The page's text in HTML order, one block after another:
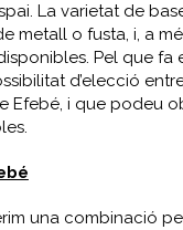
La varietat de
metall o fusta, i, a
Pel que fa
d’elecció
Efebé, i que podeu
una combinació